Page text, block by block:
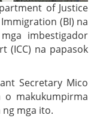
of Justice
(BI) na
imbestigador
(ICC) na papasok
Secretary Mico
o makukumpirma
mga ito.